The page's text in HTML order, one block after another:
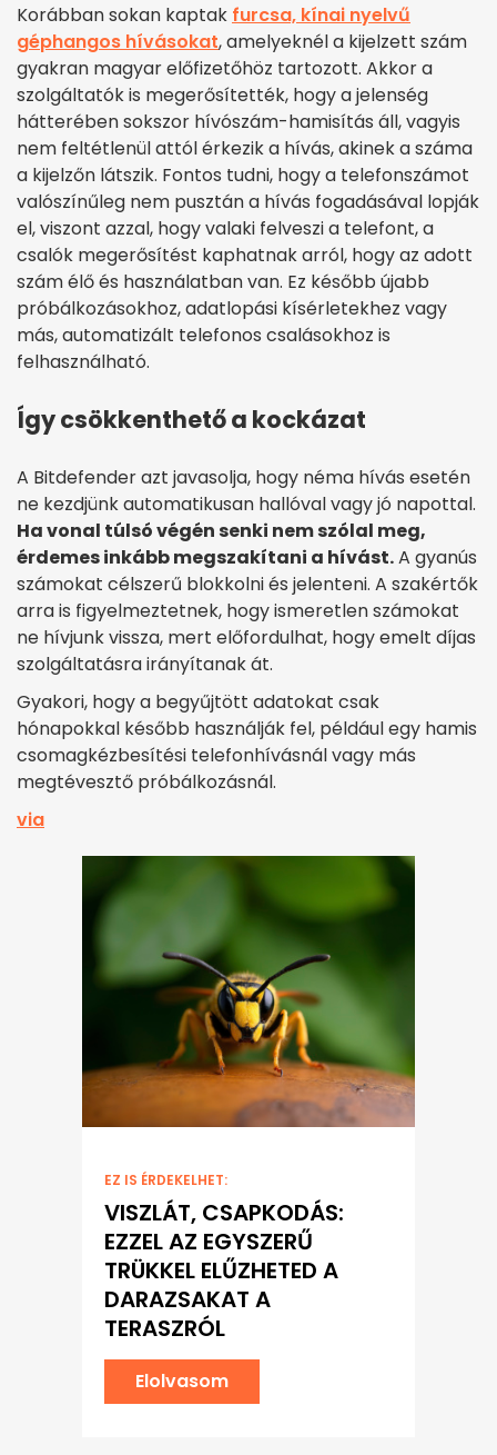
Korábban sokan kaptak furcsa, kínai nyelvű
géphangos hívásokat, amelyeknél a kijelzett szám
gyakran magyar előfizetőhöz tartozott. Akkor a
szolgáltatók is megerősítették, hogy a jelenség
hátterében sokszor hívószám-hamisítás áll, vagyis
nem feltétlenül attól érkezik a hívás, akinek a száma
a kijelzőn látszik. Fontos tudni, hogy a telefonszámot
valószínűleg nem pusztán a hívás fogadásával lopják
el, viszont azzal, hogy valaki felveszi a telefont, a
csalók megerősítést kaphatnak arról, hogy az adott
szám élő és használatban van. Ez később újabb
próbálkozásokhoz, adatlopási kísérletekhez vagy
más, automatizált telefonos csalásokhoz is
felhasználható.
Így csökkenthető a kockázat
A Bitdefender azt javasolja, hogy néma hívás esetén
ne kezdjünk automatikusan hallóval vagy jó napottal.
Ha vonal túlsó végén senki nem szólal meg,
érdemes inkább megszakítani a hívást.A gyanús
számokat célszerű blokkolni és jelenteni. A szakértők
arra is figyelmeztetnek, hogy ismeretlen számokat
ne hívjunk vissza, mert előfordulhat, hogy emelt díjas
szolgáltatásra irányítanak át.
Gyakori, hogy a begyűjtött adatokat csak
hónapokkal később használják fel, például egy hamis
csomagkézbesítési telefonhívásnál vagy más
megtévesztő próbálkozásnál.
via
EZ IS ÉRDEKELHET:
VISZLÁT, CSAPKODÁS:
EZZEL AZ EGYSZERŰ
TRÜKKEL ELŰZHETED A
DARAZSAKAT A
TERASZRÓL
Elolvasom